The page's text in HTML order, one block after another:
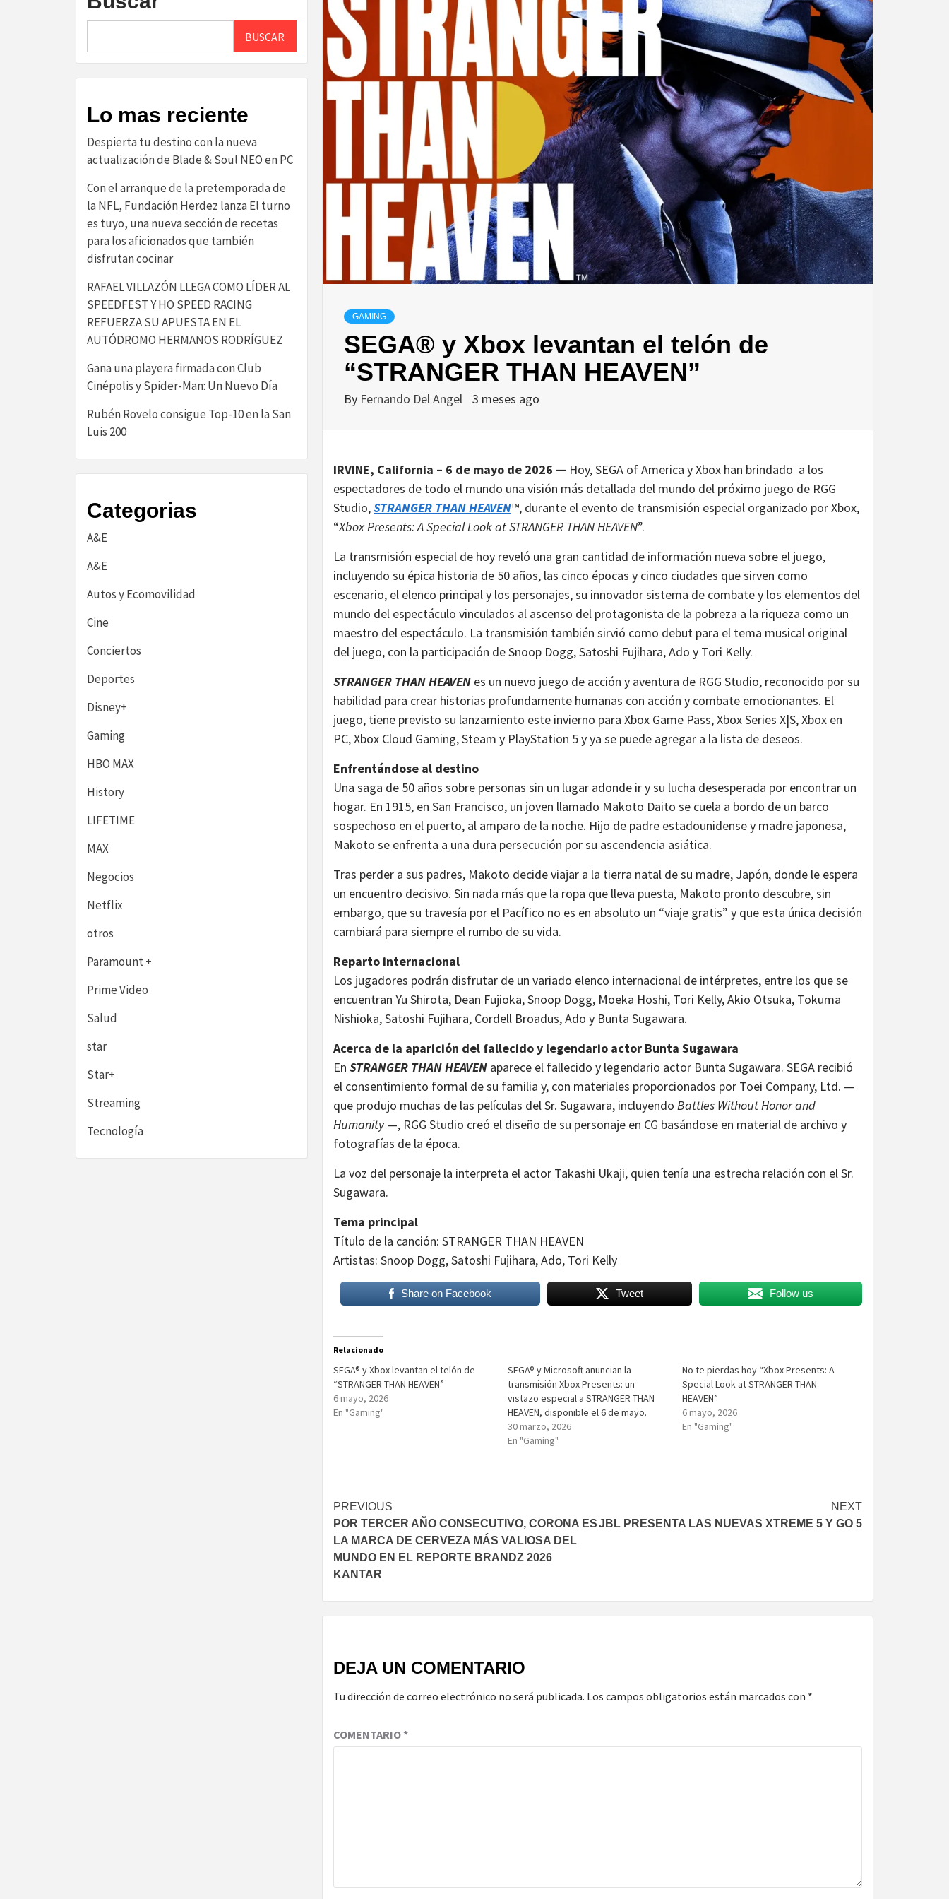
GAMING
SEGA® y Xbox levantan el telón de
“STRANGER THAN HEAVEN”
By Fernando Del Angel 3 meses ago
IRVINE, California – 6 de mayo de 2026 — Hoy, SEGA of America y Xbox han brindado a los
espectadores de todo el mundo una visión más detallada del mundo del próximo juego de RGG
Studio,STRANGER THAN HEAVEN™, durante el evento de transmisión especial organizado por Xbox,
“Xbox Presents: A Special Look at STRANGER THAN HEAVEN”.
La transmisión especial de hoy reveló una gran cantidad de información nueva sobre el juego,
incluyendo su épica historia de 50 años, las cinco épocas y cinco ciudades que sirven como
escenario, el elenco principal y los personajes, su innovador sistema de combate y los elementos del
mundo del espectáculo vinculados al ascenso del protagonista de la pobreza a la riqueza como un
maestro del espectáculo. La transmisión también sirvió como debut para el tema musical original
del juego, con la participación de Snoop Dogg, Satoshi Fujihara, Ado y Tori Kelly.
STRANGER THAN HEAVEN es un nuevo juego de acción y aventura de RGG Studio, reconocido por su
habilidad para crear historias profundamente humanas con acción y combate emocionantes. El
juego, tiene previsto su lanzamiento este invierno para Xbox Game Pass, Xbox Series X|S, Xbox en
PC, Xbox Cloud Gaming, Steam y PlayStation 5 y ya se puede agregar a la lista de deseos.
Enfrentándose al destino
Una saga de 50 años sobre personas sin un lugar adonde ir y su lucha desesperada por encontrar un
hogar. En 1915, en San Francisco, un joven llamado Makoto Daito se cuela a bordo de un barco
sospechoso en el puerto, al amparo de la noche. Hijo de padre estadounidense y madre japonesa,
Makoto se enfrenta a una dura persecución por su ascendencia asiática.
Tras perder a sus padres, Makoto decide viajar a la tierra natal de su madre, Japón, donde le espera
un encuentro decisivo. Sin nada más que la ropa que lleva puesta, Makoto pronto descubre, sin
embargo, que su travesía por el Pacífico no es en absoluto un “viaje gratis” y que esta única decisión
cambiará para siempre el rumbo de su vida.
Reparto internacional
Los jugadores podrán disfrutar de un variado elenco internacional de intérpretes, entre los que se
encuentran Yu Shirota, Dean Fujioka, Snoop Dogg, Moeka Hoshi, Tori Kelly, Akio Otsuka, Tokuma
Nishioka, Satoshi Fujihara, Cordell Broadus, Ado y Bunta Sugawara.
Acerca de la aparición del fallecido y legendario actor Bunta Sugawara
En STRANGER THAN HEAVEN aparece el fallecido y legendario actor Bunta Sugawara. SEGA recibió
el consentimiento formal de su familia y, con materiales proporcionados por Toei Company, Ltd. —
que produjo muchas de las películas del Sr. Sugawara, incluyendo Battles Without Honor and
Humanity—, RGG Studio creó el diseño de su personaje en CG basándose en material de archivo y
fotografías de la época.
La voz del personaje la interpreta el actor Takashi Ukaji, quien tenía una estrecha relación con el Sr.
Sugawara.
Tema principal
Título de la canción: STRANGER THAN HEAVEN
Artistas: Snoop Dogg, Satoshi Fujihara, Ado, Tori Kelly
Share on Facebook Tweet Follow us
Relacionado
SEGA® y Xbox levantan el telón de
“STRANGER THAN HEAVEN”
6 mayo, 2026
En "Gaming"
SEGA® y Microsoft anuncian la
transmisión Xbox Presents: un
vistazo especial a STRANGER THAN
HEAVEN, disponible el 6 de mayo.
30 marzo, 2026
En "Gaming"
No te pierdas hoy “Xbox Presents: A
Special Look at STRANGER THAN
HEAVEN”
6 mayo, 2026
En "Gaming"
Post
navigation
PREVIOUS
POR TERCER AÑO CONSECUTIVO, CORONA ES
LA MARCA DE CERVEZA MÁS VALIOSA DEL
MUNDO EN EL REPORTE BRANDZ 2026
KANTAR
NEXT
JBL PRESENTA LAS NUEVAS XTREME 5 Y GO 5
DEJA UN COMENTARIO
Tu dirección de correo electrónico no será publicada. Los campos obligatorios están marcados con *
COMENTARIO*
BUSCAR
Lo mas reciente
Despierta tu destino con la nueva
actualización de Blade & Soul NEO en PC
Con el arranque de la pretemporada de
la NFL, Fundación Herdez lanza El turno
es tuyo, una nueva sección de recetas
para los aficionados que también
disfrutan cocinar
RAFAEL VILLAZÓN LLEGA COMO LÍDER AL
SPEEDFEST Y HO SPEED RACING
REFUERZA SU APUESTA EN EL
AUTÓDROMO HERMANOS RODRÍGUEZ
Gana una playera firmada con Club
Cinépolis y Spider-Man: Un Nuevo Día
Rubén Rovelo consigue Top-10 en la San
Luis 200
Categorias
A&E
A&E
Autos y Ecomovilidad
Cine
Conciertos
Deportes
Disney+
Gaming
HBO MAX
History
LIFETIME
MAX
Negocios
Netflix
otros
Paramount +
Prime Video
Salud
star
Star+
Streaming
Tecnología